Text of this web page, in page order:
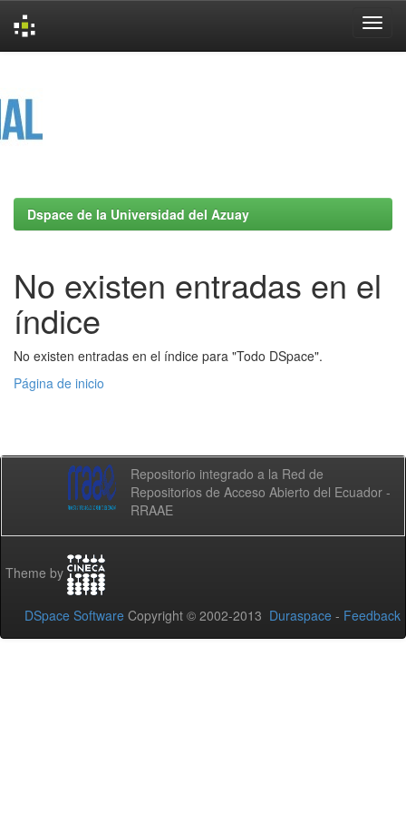
Dspace de la Universidad del Azuay
No existen entradas en el
índice
No existen entradas en el índice para "Todo DSpace".
Página de inicio
Repositorio integrado a la Red de
Repositorios de Acceso Abierto del Ecuador -
RRAAE
Theme by
DSpace Software Copyright © 2002-2013 Duraspace - Feedback